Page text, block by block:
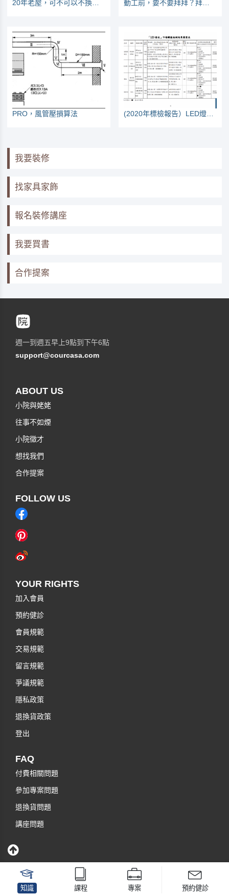
PRO，風管壓損算法
我要裝修
找家具家飾
報名裝修講座
我要買書
合作提案
週一到週五早上9點到下午6點
support@courcasa.com
ABOUT US
小院與姥姥
往事不如煙
小院徵才
想找我們
合作提案
FOLLOW US
YOUR RIGHTS
加入會員
預約健診
會員規範
交易規範
留言規範
爭議規範
隱私政策
退換貨政策
登出
FAQ
付費相關問題
參加專案問題
退換貨問題
講座問題
知識 課程 專案 預約健診